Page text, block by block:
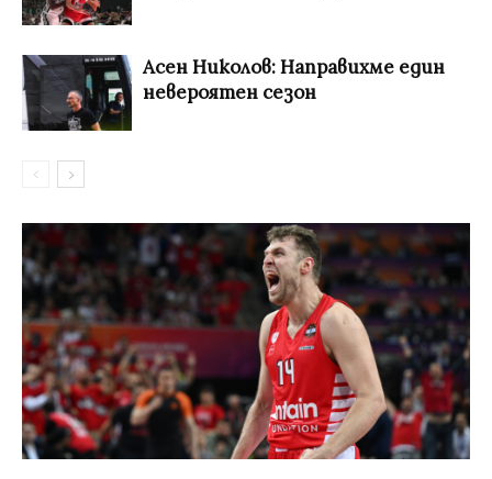
Асен Николов: Направихме един
невероятен сезон